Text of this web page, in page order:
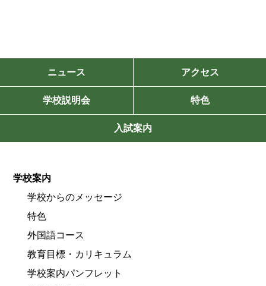
ニュース アクセス
学校説明会 特色
入試案内
学校案内
学校からのメッセージ
特色
外国語コース
教育目標・カリキュラム
学校案内パンフレット